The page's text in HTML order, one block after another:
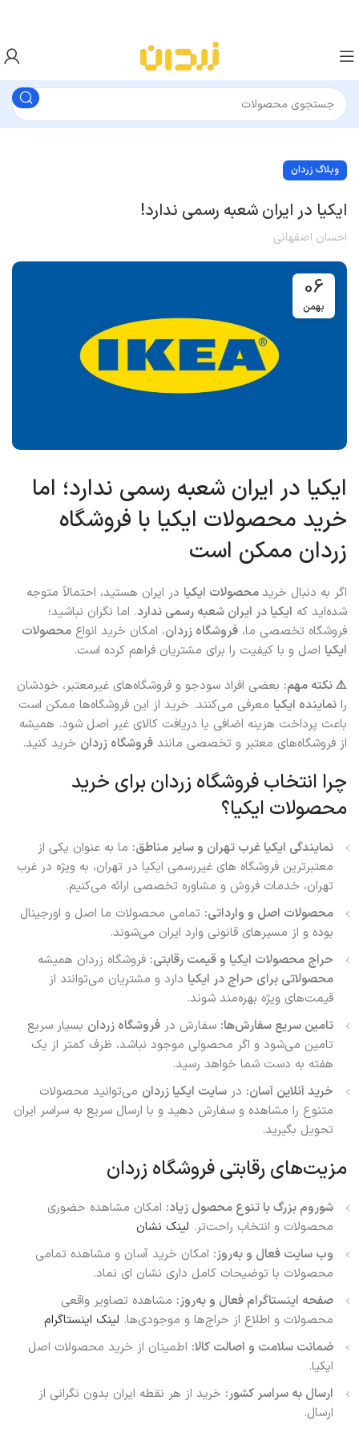
وبلاگ زردان
ایکیا در ایران شعبه رسمی ندارد!
احسان اصفهانی
06
بهمن
ایکیا در ایران شعبه رسمی ندارد؛ اما
خرید محصولات ایکیا با فروشگاه
زردان ممکن است
اگر به دنبال خریدمحصولات ایکیا در ایران هستید، احتمالاً متوجه
شده‌اید که ایکیا در ایران شعبه رسمی ندارد. اما نگران نباشید؛
فروشگاه تخصصی ما، فروشگاه زردان، امکان خرید انواع محصولات
ایکیا اصل و با کیفیت را برای مشتریان فراهم کرده است.
⚠️ نکته مهم: بعضی افراد سودجو و فروشگاه‌های غیرمعتبر، خودشان
را نماینده ایکیا معرفی می‌کنند. خرید از این فروشگاه‌ها ممکن است
باعث پرداخت هزینه اضافی یا دریافت کالای غیر اصل شود. همیشه
از فروشگاه‌های معتبر و تخصصی مانند فروشگاه زردان خرید کنید.
چرا انتخاب فروشگاه زردان برای خرید
محصولات ایکیا؟
نمایندگی ایکیا غرب تهران و سایر مناطق: ما به عنوان یکی از
معتبرترین فروشگاه های غیررسمی ایکیا در تهران، به ویژه در غرب
تهران، خدمات فروش و مشاوره تخصصی ارائه می‌کنیم.
محصولات اصل و وارداتی: تمامی محصولات ما اصل و اورجینال
بوده و از مسیرهای قانونی وارد ایران می‌شوند.
حراج محصولات ایکیا و قیمت رقابتی: فروشگاه زردان همیشه
محصولاتی برای حراج در ایکیا دارد و مشتریان می‌توانند از
قیمت‌های ویژه بهره‌مند شوند.
تامین سریع سفارش‌ها: سفارش در فروشگاه زردان بسیار سریع
تامین می‌شود و اگر محصولی موجود نباشد، ظرف کمتر از یک
هفته به دست شما خواهد رسید.
خرید آنلاین آسان: در سایت ایکیا زردان می‌توانید محصولات
متنوع را مشاهده و سفارش دهید و با ارسال سریع به سراسر ایران
تحویل بگیرید.
مزیت‌های رقابتی فروشگاه زردان
شوروم بزرگ با تنوع محصول زیاد: امکان مشاهده حضوری
محصولات و انتخاب راحت‌تر. لینک نشان
وب سایت فعال و به‌روز: امکان خرید آسان و مشاهده تمامی
محصولات با توضیحات کامل داری نشان ای نماد.
صفحه اینستاگرام فعال و به‌روز: مشاهده تصاویر واقعی
محصولات و اطلاع از حراج‌ها و موجودی‌ها. لینک اینستاگرام
ضمانت سلامت و اصالت کالا: اطمینان از خرید محصولات اصل
ایکیا.
ارسال به سراسر کشور: خرید از هر نقطه ایران بدون نگرانی از
ارسال.